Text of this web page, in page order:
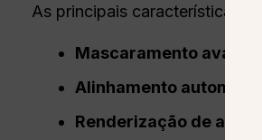
As principais características
Mascaramento
Alinhamento
Renderização de alta